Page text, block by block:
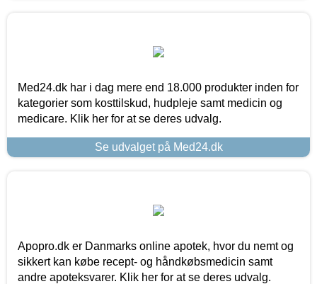
Med24.dk har i dag mere end 18.000 produkter inden for
kategorier som kosttilskud, hudpleje samt medicin og
medicare. Klik her for at se deres udvalg.
Se udvalget på Med24.dk
Apopro.dk er Danmarks online apotek, hvor du nemt og
sikkert kan købe recept- og håndkøbsmedicin samt
andre apoteksvarer. Klik her for at se deres udvalg.